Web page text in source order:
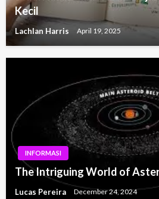
Kecil
Lachlan Harris April 19, 2025
INFORMASI
The Intriguing World of
Lucas Pereira December 24, 2024